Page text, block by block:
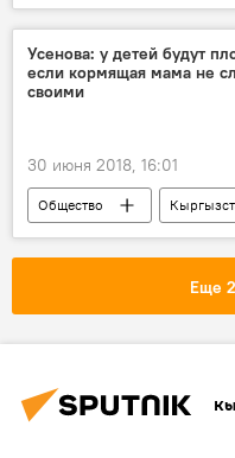
Новости
В мире
Казахстан
тенге
туфли
Усенова: у детей будут
если кормящая мама не
своими
30 июня 2018, 16:01
Общество
Радио Sputnik Кыргызстан
зубы
Как сохранить зубы
Еще